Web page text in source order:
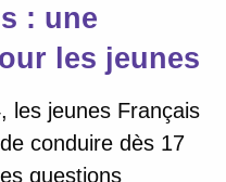
: une
les jeunes
les jeunes Français
conduire dès 17
questions